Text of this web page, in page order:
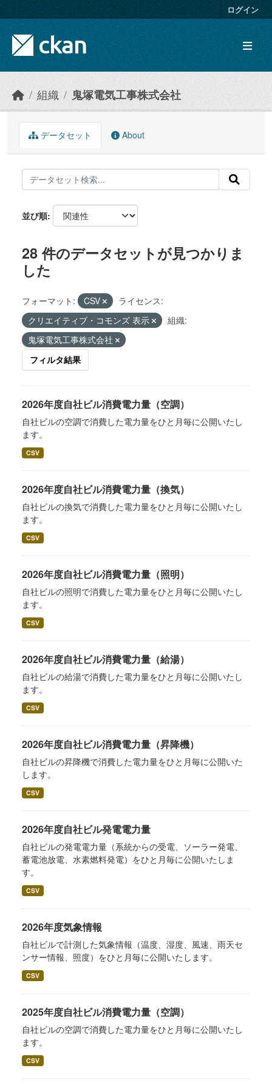
ログイン
組織 鬼塚電気工事株式会社
データセット About
並び順
28 件のデータセットが見つかりま
した
フォーマット: CSV
ライセンス:
クリエイティブ・コモンズ 表示
組織:
鬼塚電気工事株式会社
フィルタ結果
2026年度自社ビル消費電力量（空調）
自社ビルの空調で消費した電力量をひと月毎に公開いたし
ます。
CSV
2026年度自社ビル消費電力量（換気）
自社ビルの換気で消費した電力量をひと月毎に公開いたし
ます。
CSV
2026年度自社ビル消費電力量（照明）
自社ビルの照明で消費した電力量をひと月毎に公開いたし
ます。
CSV
2026年度自社ビル消費電力量（給湯）
自社ビルの給湯で消費した電力量をひと月毎に公開いたし
ます。
CSV
2026年度自社ビル消費電力量（昇降機）
自社ビルの昇降機で消費した電力量をひと月毎に公開いた
します。
CSV
2026年度自社ビル発電電力量
自社ビルの発電電力量（系統からの受電、ソーラー発電、
蓄電池放電、水素燃料発電）をひと月毎に公開いたしま
す。
CSV
2026年度気象情報
自社ビルで計測した気象情報（温度、湿度、風速、雨天セ
ンサー情報、照度）をひと月毎に公開いたします。
CSV
2025年度自社ビル消費電力量（空調）
自社ビルの空調で消費した電力量をひと月毎に公開いたし
ます。
CSV